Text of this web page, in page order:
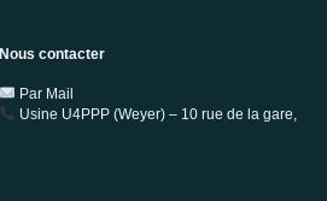
Nous contacter
Par Mail
Usine U4PPP (Weyer) – 10 rue de la gare,